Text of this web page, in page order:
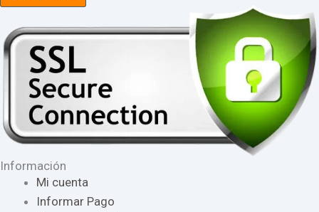
Información
Mi cuenta
Informar Pago